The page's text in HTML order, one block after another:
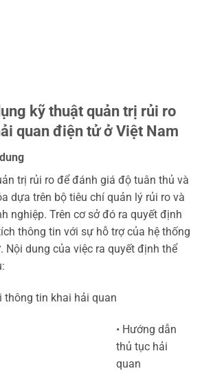
kỹ thuật quản trị rủi ro
quan điện tử ở Việt Nam
trị rủi ro để đánh giá độ tuân thủ và
dựa trên bộ tiêu chí quản lý rủi ro và
nghiệp. Trên cơ sở đó ra quyết định
thông tin với sự hỗ trợ của hệ thống
Nội dung của việc ra quyết định thể
thông tin khai hải quan
• Hướng dẫn
thủ tục hải
quan